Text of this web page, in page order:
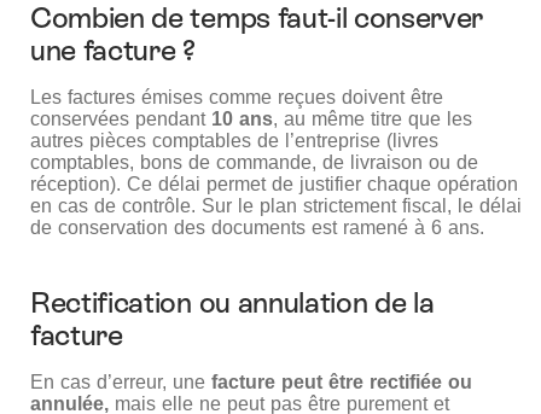
Combien de temps faut-il conserver
une facture ?
Les factures émises comme reçues doivent être
conservées pendant 10 ans, au même titre que les
autres pièces comptables de l’entreprise (livres
comptables, bons de commande, de livraison ou de
réception). Ce délai permet de justifier chaque opération
en cas de contrôle. Sur le plan strictement fiscal, le délai
de conservation des documents est ramené à 6 ans.
Rectification ou annulation de la
facture
En cas d’erreur, une facture peut être rectifiée ou
annulée, mais elle ne peut pas être purement et